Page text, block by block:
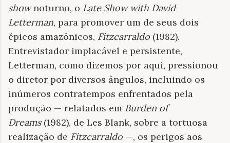
shownoturno, o Late Show with David
Letterman, para promover um de seus dois
épicos amazônicos, Fitzcarraldo (1982).
Entrevistador implacável e persistente,
Letterman, como dizemos por aqui, pressionou
o diretor por diversos ângulos, incluindo os
inúmeros contratempos enfrentados pela
produção — relatados em Burden of
Dreams(1982), de Les Blank, sobre a tortuosa
realização de Fitzcarraldo —, os perigos aos